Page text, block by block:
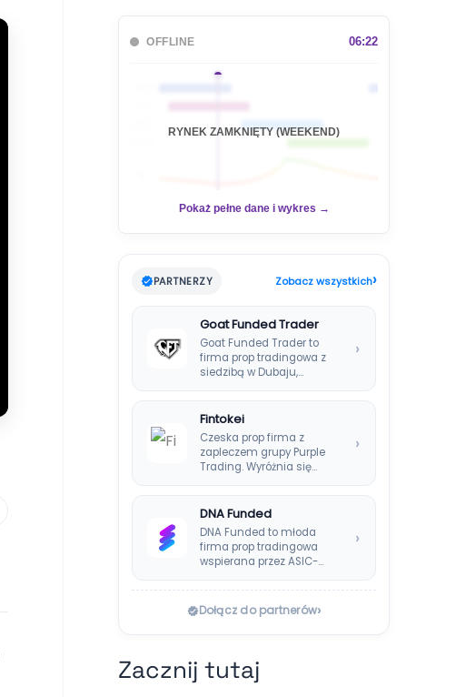
OFFLINE 06:22
RYNEK ZAMKNIĘTY (WEEKEND)
Pokaż pełne dane i wykres →
PARTNERZY Zobacz wszystkich›
Goat Funded Trader
Goat Funded Trader to
firma prop tradingowa z
siedzibą w Dubaju,
›
Fintokei
Czeska prop firma z
zapleczem grupy Purple
Trading. Wyróżnia się
Payouts, wypłatami…
›
DNA Funded
DNA Funded to młoda
firma prop tradingowa
wspierana przez ASIC-
DNA Markets. Oferuje…
›
Dołącz do partnerów›
Zacznij tutaj